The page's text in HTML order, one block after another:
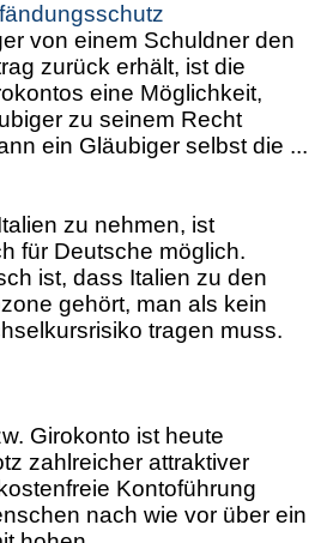
von einem Schuldner den
zurück erhält, ist die
eine Möglichkeit,
zu seinem Recht
ein Gläubiger selbst die ...
zu nehmen, ist
für Deutsche möglich.
ist, dass Italien zu den
gehört, man als kein
tragen muss.
Girokonto ist heute
zahlreicher attraktiver
Kontoführung
nach wie vor über ein